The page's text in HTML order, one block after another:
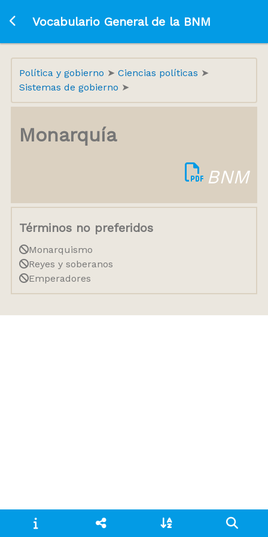
Ir a la página principal
Vocabulario General de la BNM
Política y gobierno
Ciencias políticas
Sistemas de gobierno
Monarquía
BNM
Términos no preferidos
Monarquismo
Reyes y soberanos
Emperadores